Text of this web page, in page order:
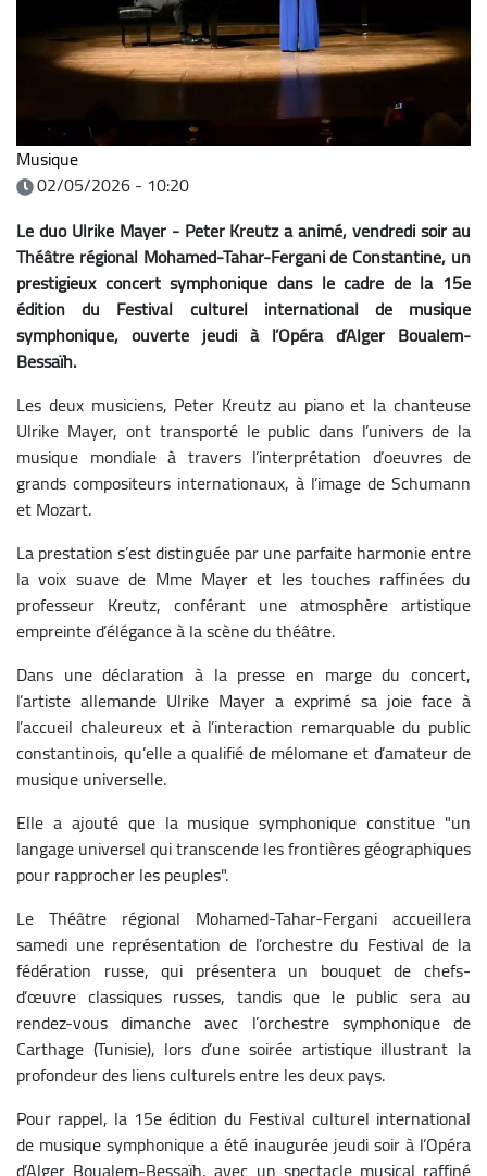
Musique
02/05/2026 - 10:20
Le duo Ulrike Mayer - Peter Kreutz a animé, vendredi soir au
Théâtre régional Mohamed-Tahar-Fergani de Constantine, un
prestigieux concert symphonique dans le cadre de la 15e
édition du Festival culturel international de musique
symphonique, ouverte jeudi à l’Opéra d’Alger Boualem-
Bessaïh.
Les deux musiciens, Peter Kreutz au piano et la chanteuse
Ulrike Mayer, ont transporté le public dans l’univers de la
musique mondiale à travers l’interprétation d’oeuvres de
grands compositeurs internationaux, à l’image de Schumann
et Mozart.
La prestation s’est distinguée par une parfaite harmonie entre
la voix suave de Mme Mayer et les touches raffinées du
professeur Kreutz, conférant une atmosphère artistique
empreinte d’élégance à la scène du théâtre.
Dans une déclaration à la presse en marge du concert,
l’artiste allemande Ulrike Mayer a exprimé sa joie face à
l’accueil chaleureux et à l’interaction remarquable du public
constantinois, qu’elle a qualifié de mélomane et d’amateur de
musique universelle.
Elle a ajouté que la musique symphonique constitue "un
langage universel qui transcende les frontières géographiques
pour rapprocher les peuples".
Le Théâtre régional Mohamed-Tahar-Fergani accueillera
samedi une représentation de l’orchestre du Festival de la
fédération russe, qui présentera un bouquet de chefs-
d’œuvre classiques russes, tandis que le public sera au
rendez-vous dimanche avec l’orchestre symphonique de
Carthage (Tunisie), lors d’une soirée artistique illustrant la
profondeur des liens culturels entre les deux pays.
Pour rappel, la 15e édition du Festival culturel international
de musique symphonique a été inaugurée jeudi soir à l’Opéra